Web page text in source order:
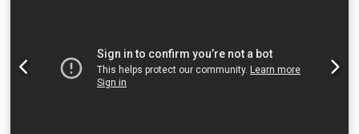
(VSD) • Qualidade do ar: isento de óleo, ISO 8573-1 Classe 0
• Fabricado na Bélgica • Variador de frequência WEG •
Número de série: APF239403